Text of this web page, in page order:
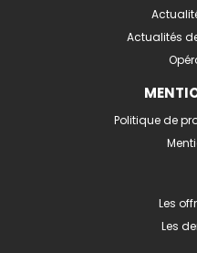
Actualités
Politique de
Les
Les